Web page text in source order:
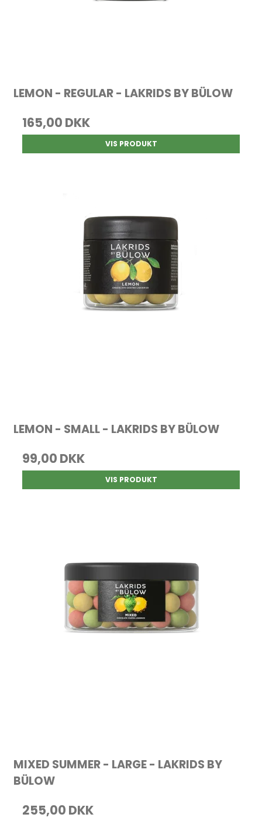
LEMON - REGULAR - LAKRIDS BY BÜLOW
165,00 DKK
VIS PRODUKT
LEMON - SMALL - LAKRIDS BY BÜLOW
99,00 DKK
VIS PRODUKT
MIXED SUMMER - LARGE - LAKRIDS BY
BÜLOW
255,00 DKK